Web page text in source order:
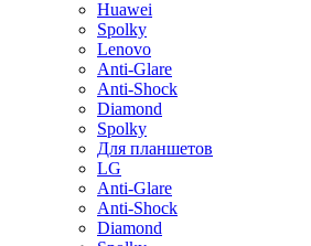
Huawei
Spolky
Lenovo
Anti-Glare
Anti-Shock
Diamond
Spolky
Для планшетов
LG
Anti-Glare
Anti-Shock
Diamond